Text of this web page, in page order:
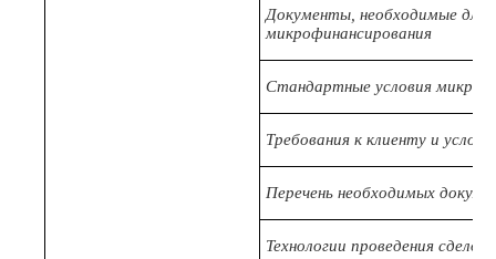
Документы, необходимые для
микрофинансирования
Стандартные условия
Требования к клиенту и
Перечень необходимых
Технологии проведения